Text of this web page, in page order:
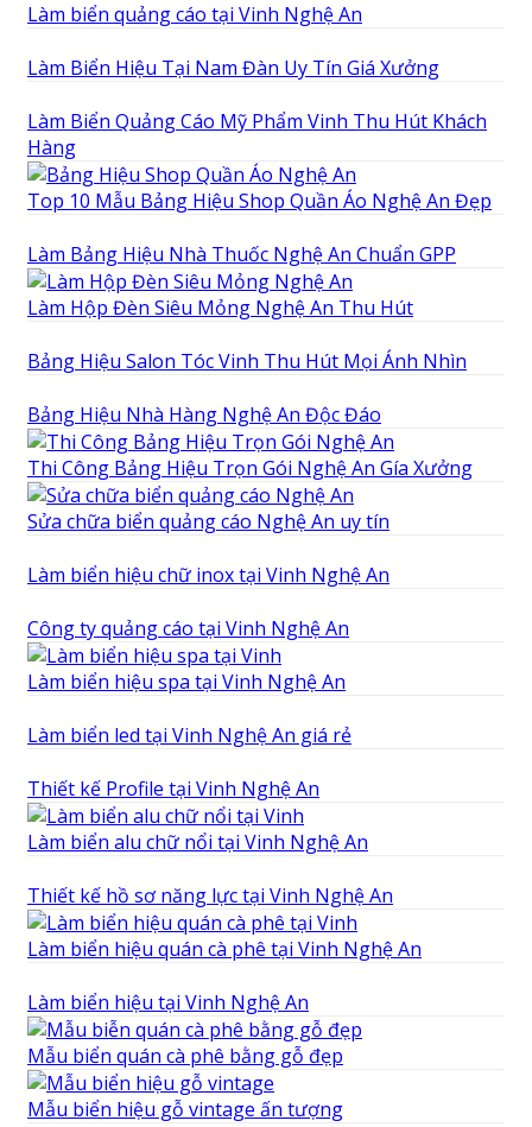
Làm biển quảng cáo tại Vinh Nghệ An
Làm Biển Hiệu Tại Nam Đàn Uy Tín Giá Xưởng
Làm Biển Quảng Cáo Mỹ Phẩm Vinh Thu Hút Khách
Hàng
Top 10 Mẫu Bảng Hiệu Shop Quần Áo Nghệ An Đẹp
Làm Bảng Hiệu Nhà Thuốc Nghệ An Chuẩn GPP
Làm Hộp Đèn Siêu Mỏng Nghệ An Thu Hút
Bảng Hiệu Salon Tóc Vinh Thu Hút Mọi Ánh Nhìn
Bảng Hiệu Nhà Hàng Nghệ An Độc Đáo
Thi Công Bảng Hiệu Trọn Gói Nghệ An Gía Xưởng
Sửa chữa biển quảng cáo Nghệ An uy tín
Làm biển hiệu chữ inox tại Vinh Nghệ An
Công ty quảng cáo tại Vinh Nghệ An
Làm biển hiệu spa tại Vinh Nghệ An
Làm biển led tại Vinh Nghệ An giá rẻ
Thiết kế Profile tại Vinh Nghệ An
Làm biển alu chữ nổi tại Vinh Nghệ An
Thiết kế hồ sơ năng lực tại Vinh Nghệ An
Làm biển hiệu quán cà phê tại Vinh Nghệ An
Làm biển hiệu tại Vinh Nghệ An
Mẫu biển quán cà phê bằng gỗ đẹp
Mẫu biển hiệu gỗ vintage ấn tượng